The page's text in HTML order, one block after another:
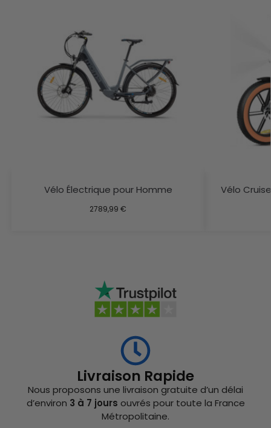
Vélo Électrique pour Homme
2789,99€
Vélo
Livraison Rapide
Nous proposons une livraison gratuite d’un délai
d’environ 3 à 7 jours ouvrés pour toute la France
Métropolitaine.